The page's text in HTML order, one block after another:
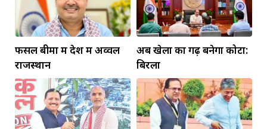
फसल बीमा में देश में अव्वल
राजस्थान
अब खेलों का गढ़ बनेगा कोटा:
बिरला